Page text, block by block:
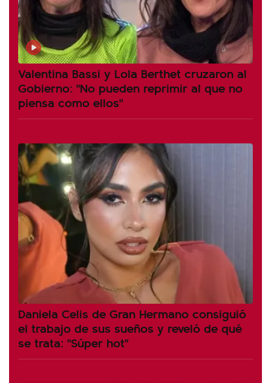
Valentina Bassi y Lola Berthet cruzaron al
Gobierno: "No pueden reprimir al que no
piensa como ellos"
Daniela Celis de Gran Hermano consiguió
el trabajo de sus sueños y reveló de qué
se trata: "Súper hot"